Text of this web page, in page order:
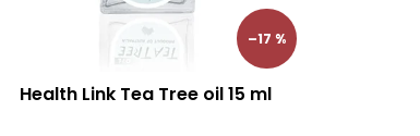
–17 %
Health Link Tea Tree oil 15 ml